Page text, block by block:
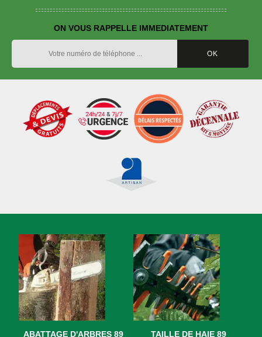
ON VOUS RAPPELLE IMMEDIATEMENT
ABATTAGE D'ARBRES 89 TAILLE DE HAIE 89